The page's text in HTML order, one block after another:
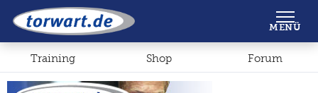
Shop Forum